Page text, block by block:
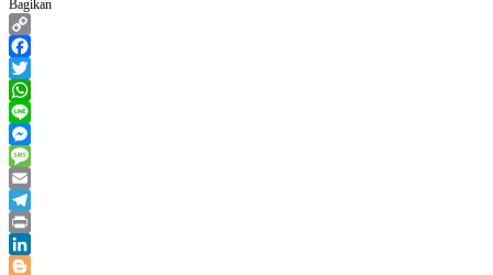
Bagikan
Copy
Link
Facebook
Twitter
WhatsApp
Line
Messenger
Message
Email
Telegram
Print
LinkedIn